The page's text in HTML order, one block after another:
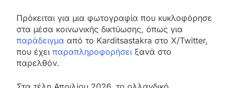
Πρόκειται για μια φωτογραφία που κυκλοφόρησε
στα μέσα κοινωνικής δικτύωσης, όπως για
παράδειγμα από το Karditsastakra στο X/Twitter,
που έχει παραπληροφορήσει ξανά στο
παρελθόν.